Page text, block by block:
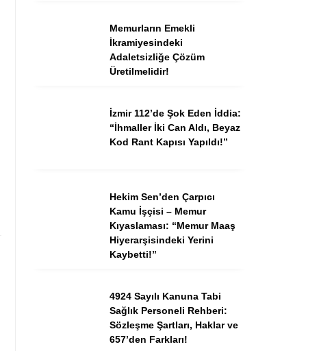
Memurların Emekli
İkramiyesindeki
Adaletsizliğe Çözüm
Üretilmelidir!
İzmir 112’de Şok Eden İddia:
“İhmaller İki Can Aldı, Beyaz
Kod Rant Kapısı Yapıldı!”
Hekim Sen’den Çarpıcı
Kamu İşçisi – Memur
Kıyaslaması: “Memur Maaş
Hiyerarşisindeki Yerini
Kaybetti!”
4924 Sayılı Kanuna Tabi
Sağlık Personeli Rehberi:
Sözleşme Şartları, Haklar ve
657’den Farkları!